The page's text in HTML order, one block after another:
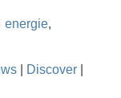
energie,
| Discover|